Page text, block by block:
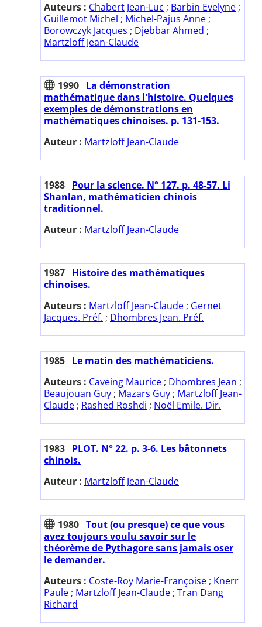
Auteurs : Chabert Jean-Luc ; Barbin Evelyne ;
Guillemot Michel ; Michel-Pajus Anne ;
Borowczyk Jacques ; Djebbar Ahmed ;
Martzloff Jean-Claude
1990 La démonstration
mathématique dans l'histoire. Quelques
exemples de démonstrations en
mathématiques chinoises. p. 131-153.
Auteur : Martzloff Jean-Claude
1988 Pour la science. N° 127. p. 48-57. Li
Shanlan, mathématicien chinois
traditionnel.
Auteur : Martzloff Jean-Claude
1987 Histoire des mathématiques
chinoises.
Auteurs : Martzloff Jean-Claude ; Gernet
Jacques. Préf. ; Dhombres Jean. Préf.
1985 Le matin des mathématiciens.
Auteurs : Caveing Maurice ; Dhombres Jean ;
Beaujouan Guy ; Mazars Guy ; Martzloff Jean-
Claude ; Rashed Roshdi ; Noël Emile. Dir.
1983 PLOT. N° 22. p. 3-6. Les bâtonnets
chinois.
Auteur : Martzloff Jean-Claude
1980 Tout (ou presque) ce que vous
avez toujours voulu savoir sur le
théorème de Pythagore sans jamais oser
le demander.
Auteurs : Coste-Roy Marie-Françoise ; Knerr
Paule ; Martzloff Jean-Claude ; Tran Dang
Richard